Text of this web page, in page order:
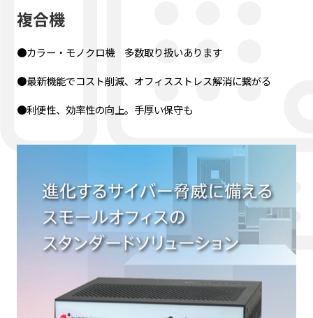
複合機
●カラー・モノクロ機 多数取り扱いあります
●最新機能でコスト削減、オフィスストレス解消に繋がる
●利便性、効率性の向上。手厚い保守も